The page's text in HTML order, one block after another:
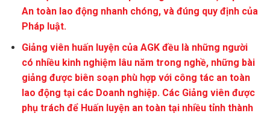
An toàn lao động nhanh chóng, và đúng quy định của
Pháp luật.
Giảng viên huấn luyện của AGK đều là những người
có nhiều kinh nghiệm lâu năm trong nghề, những bài
giảng được biên soạn phù hợp với công tác an toàn
lao động tại các Doanh nghiệp. Các Giảng viên được
phụ trách để Huấn luyện an toàn tại nhiều tỉnh thành